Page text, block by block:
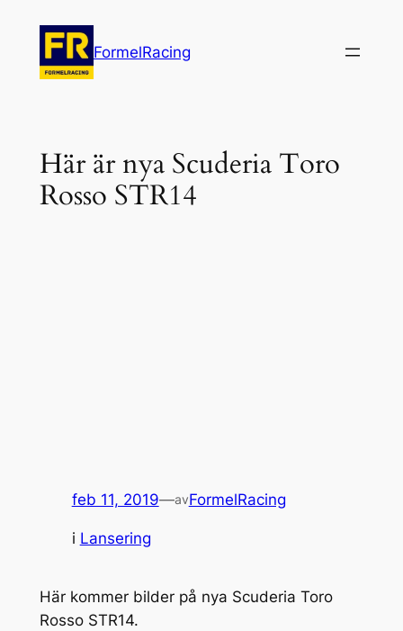
innehåll
FormelRacing
Här är nya Scuderia Toro
Rosso STR14
feb 11, 2019—avFormelRacing
i Lansering
Här kommer bilder på nya Scuderia Toro
Rosso STR14.